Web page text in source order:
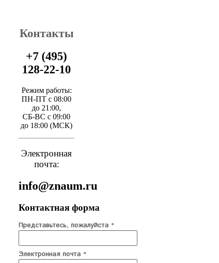
Контакты
+7 (495)
128-22-10
Режим работы:
ПН-ПТ с 08:00
до 21:00,
СБ-ВС с 09:00
до 18:00 (МСК)
Электронная
почта:
info@znaum.ru
Контактная форма
Представьтесь, пожалуйста *
Электронная почта *